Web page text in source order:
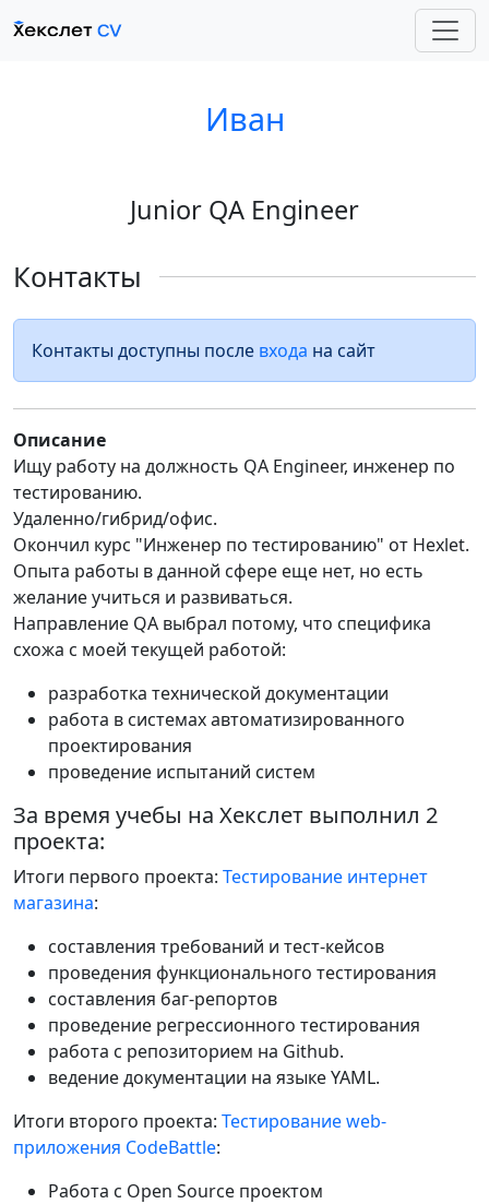
Иван
Junior QA Engineer
Контакты
Контакты доступны после входа на сайт
Описание
Ищу работу на должность QA Engineer, инженер по
тестированию.
Удаленно/гибрид/офис.
Окончил курс "Инженер по тестированию" от Hexlet.
Опыта работы в данной сфере еще нет, но есть
желание учиться и развиваться.
Направление QA выбрал потому, что специфика
схожа с моей текущей работой:
разработка технической документации
работа в системах автоматизированного
проектирования
проведение испытаний систем
За время учебы на Хекслет выполнил 2
проекта:
Итоги первого проекта: Тестирование интернет
магазина:
составления требований и тест-кейсов
проведения функционального тестирования
составления баг-репортов
проведение регрессионного тестирования
работа с репозиторием на Github.
ведение документации на языке YAML.
Итоги второго проекта: Тестирование web-
приложения CodeBattle:
Работа с Open Source проектом